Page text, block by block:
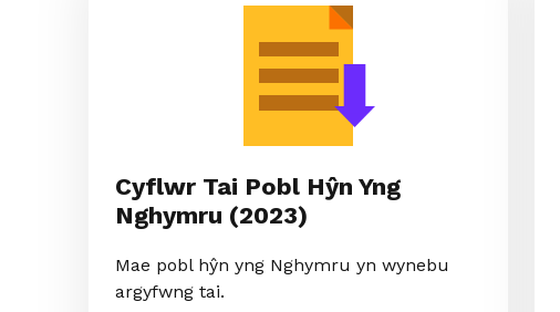
Cyflwr Tai Pobl Hŷn Yng
Nghymru (2023)
Mae pobl hŷn yng Nghymru yn wynebu
argyfwng tai.